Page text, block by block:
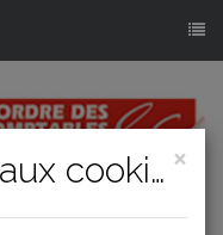
×
Politique relative aux cookies